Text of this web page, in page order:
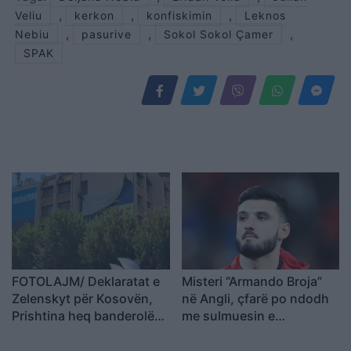
Veliu
, kerkon , konfiskimin ,
Leknos
Nebiu
, pasurive , Sokol Sokol Çamer ,
SPAK
FOTOLAJM/ Deklaratat e
Zelenskyt për Kosovën,
Prishtina heq banderolën
Misteri “Armando Broja”
në Angli, çfarë po ndodh
me sulmuesin e